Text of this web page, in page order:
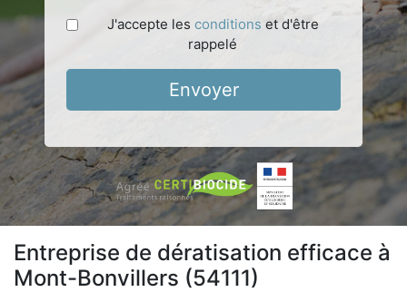
J'accepte les conditions et d'être
rappelé
Envoyer
Entreprise de dératisation efficace à
Mont-Bonvillers (54111)